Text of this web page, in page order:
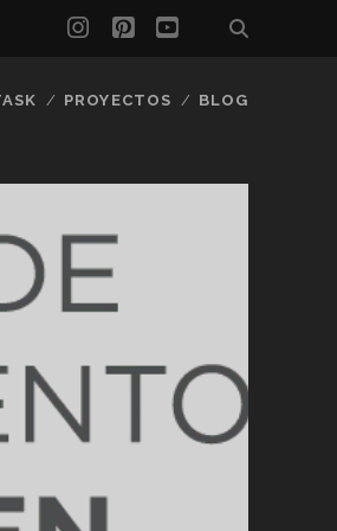
instagram
pinterest
youtube
PROYECTOS BLOG